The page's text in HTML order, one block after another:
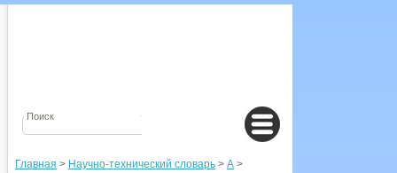
Главная > Научно-технический словарь > А >